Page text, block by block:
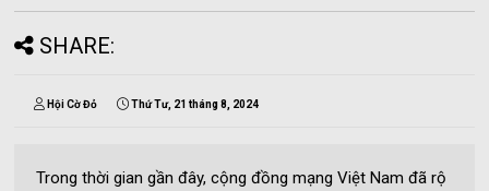
SHARE:
Hội Cờ Đỏ Thứ Tư, 21 tháng 8, 2024
Trong thời gian gần đây, cộng đồng mạng Việt Nam đã rộ